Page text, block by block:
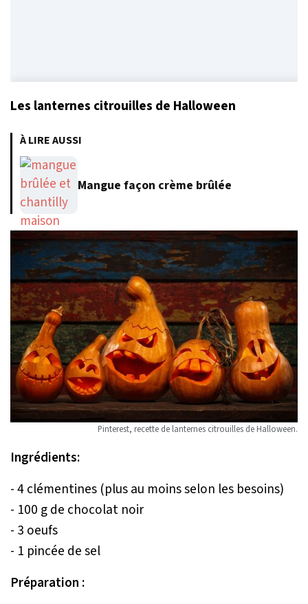
Les lanternes citrouilles de Halloween
À LIRE AUSSI
Mangue façon crème brûlée
Pinterest, recette de lanternes citrouilles de Halloween.
Ingrédients:
- 4 clémentines (plus au moins selon les besoins)
- 100 g de chocolat noir
- 3 oeufs
- 1 pincée de sel
Préparation :